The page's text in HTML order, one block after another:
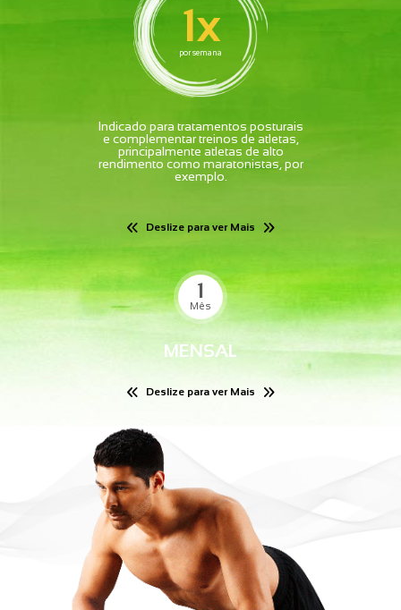
1x
por semana
Indicado para tratamentos posturais
e complementar treinos de atletas,
principalmente atletas de alto
rendimento como maratonistas, por
exemplo.
Deslize para ver Mais
1
Mês
MENSAL
Deslize para ver Mais